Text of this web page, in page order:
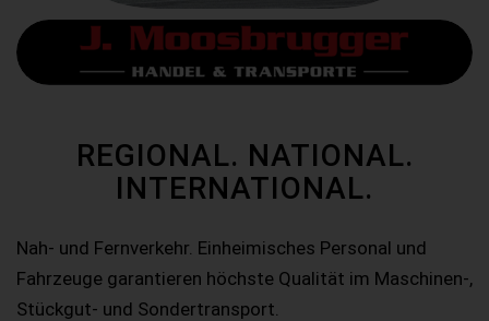
REGIONAL. NATIONAL.
INTERNATIONAL.
Nah- und Fernverkehr. Einheimisches Personal und
Fahrzeuge garantieren höchste Qualität im Maschinen-,
Stückgut- und Sondertransport.